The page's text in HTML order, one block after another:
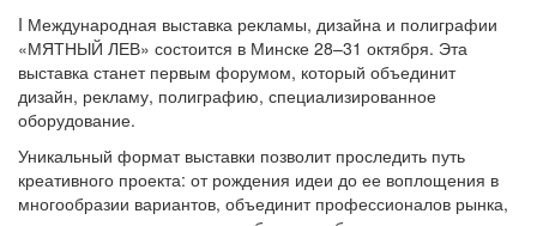
I Международная выставка рекламы, дизайна и полиграфии
«МЯТНЫЙ ЛЕВ» состоится в Минске 28–31 октября. Эта
выставка станет первым форумом, который объединит
дизайн, рекламу, полиграфию, специализированное
оборудование.
Уникальный формат выставки позволит проследить путь
креативного проекта: от рождения идеи до ее воплощения в
многообразии вариантов, объединит профессионалов рынка,